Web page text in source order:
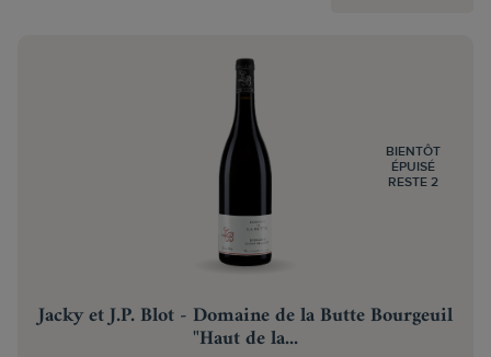
Jacky et J.P. Blot - Domaine de la Butte Bourgeuil
"Haut de la...
BIENTÔT
ÉPUISÉ
RESTE 2